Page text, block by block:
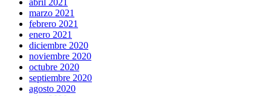
abril 2021
marzo 2021
febrero 2021
enero 2021
diciembre 2020
noviembre 2020
octubre 2020
septiembre 2020
agosto 2020